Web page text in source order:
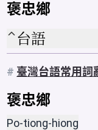
褒忠鄉
台語
# 臺灣台語常用詞
褒忠鄉
Po-tiong-hiong